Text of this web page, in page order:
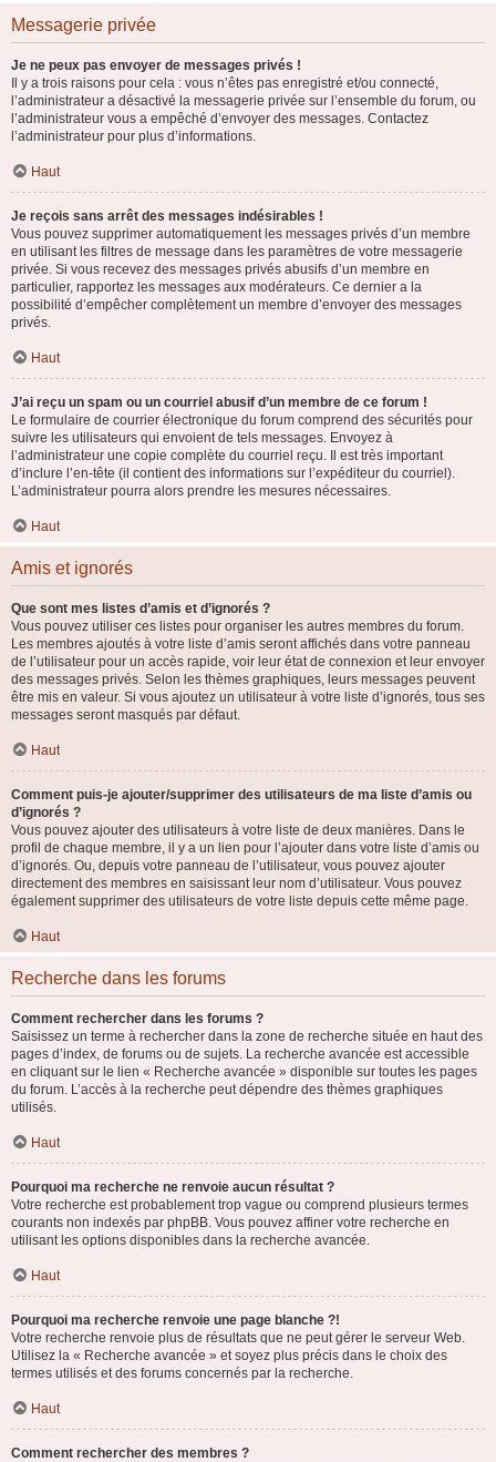
Messagerie privée
Je ne peux pas envoyer de messages privés !
Il y a trois raisons pour cela : vous n’êtes pas enregistré et/ou connecté,
l’administrateur a désactivé la messagerie privée sur l’ensemble du forum, ou
l’administrateur vous a empêché d’envoyer des messages. Contactez
l’administrateur pour plus d’informations.
Haut
Je reçois sans arrêt des messages indésirables !
Vous pouvez supprimer automatiquement les messages privés d’un membre
en utilisant les filtres de message dans les paramètres de votre messagerie
privée. Si vous recevez des messages privés abusifs d’un membre en
particulier, rapportez les messages aux modérateurs. Ce dernier a la
possibilité d’empêcher complètement un membre d’envoyer des messages
privés.
Haut
J’ai reçu un spam ou un courriel abusif d’un membre de ce forum !
Le formulaire de courrier électronique du forum comprend des sécurités pour
suivre les utilisateurs qui envoient de tels messages. Envoyez à
l’administrateur une copie complète du courriel reçu. Il est très important
d’inclure l’en-tête (il contient des informations sur l’expéditeur du courriel).
L’administrateur pourra alors prendre les mesures nécessaires.
Haut
Amis et ignorés
Que sont mes listes d’amis et d’ignorés ?
Vous pouvez utiliser ces listes pour organiser les autres membres du forum.
Les membres ajoutés à votre liste d’amis seront affichés dans votre panneau
de l’utilisateur pour un accès rapide, voir leur état de connexion et leur envoyer
des messages privés. Selon les thèmes graphiques, leurs messages peuvent
être mis en valeur. Si vous ajoutez un utilisateur à votre liste d’ignorés, tous ses
messages seront masqués par défaut.
Haut
Comment puis-je ajouter/supprimer des utilisateurs de ma liste d’amis ou
d’ignorés ?
Vous pouvez ajouter des utilisateurs à votre liste de deux manières. Dans le
profil de chaque membre, il y a un lien pour l’ajouter dans votre liste d’amis ou
d’ignorés. Ou, depuis votre panneau de l’utilisateur, vous pouvez ajouter
directement des membres en saisissant leur nom d’utilisateur. Vous pouvez
également supprimer des utilisateurs de votre liste depuis cette même page.
Haut
Recherche dans les forums
Comment rechercher dans les forums ?
Saisissez un terme à rechercher dans la zone de recherche située en haut des
pages d’index, de forums ou de sujets. La recherche avancée est accessible
en cliquant sur le lien « Recherche avancée » disponible sur toutes les pages
du forum. L’accès à la recherche peut dépendre des thèmes graphiques
utilisés.
Haut
Pourquoi ma recherche ne renvoie aucun résultat ?
Votre recherche est probablement trop vague ou comprend plusieurs termes
courants non indexés par phpBB. Vous pouvez affiner votre recherche en
utilisant les options disponibles dans la recherche avancée.
Haut
Pourquoi ma recherche renvoie une page blanche ?!
Votre recherche renvoie plus de résultats que ne peut gérer le serveur Web.
Utilisez la « Recherche avancée » et soyez plus précis dans le choix des
termes utilisés et des forums concernés par la recherche.
Haut
Comment rechercher des membres ?